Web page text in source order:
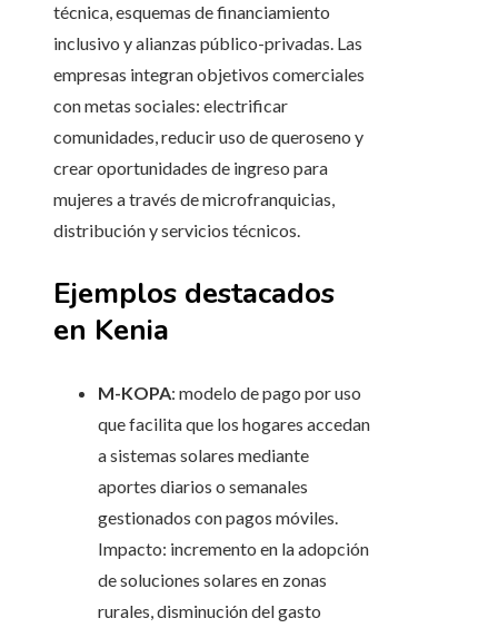
técnica, esquemas de financiamiento
inclusivo y alianzas público-privadas. Las
empresas integran objetivos comerciales
con metas sociales: electrificar
comunidades, reducir uso de queroseno y
crear oportunidades de ingreso para
mujeres a través de microfranquicias,
distribución y servicios técnicos.
Ejemplos destacados
en Kenia
M-KOPA: modelo de pago por uso
que facilita que los hogares accedan
a sistemas solares mediante
aportes diarios o semanales
gestionados con pagos móviles.
Impacto: incremento en la adopción
de soluciones solares en zonas
rurales, disminución del gasto